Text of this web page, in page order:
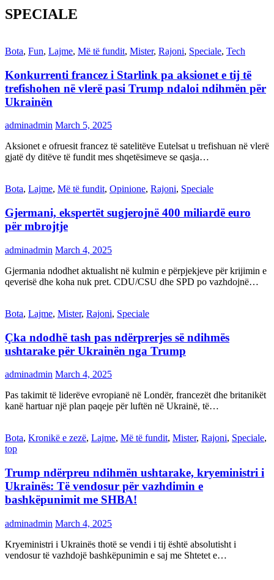
SPECIALE
Bota, Fun, Lajme, Më të fundit, Mister, Rajoni, Speciale, Tech
Konkurrenti francez i Starlink pa aksionet e tij të
trefishohen në vlerë pasi Trump ndaloi ndihmën për
Ukrainën
adminadmin March 5, 2025
Aksionet e ofruesit francez të satelitëve Eutelsat u trefishuan në vlerë
gjatë dy ditëve të fundit mes shqetësimeve se qasja…
Bota, Lajme, Më të fundit, Opinione, Rajoni, Speciale
Gjermani, ekspertët sugjerojnë 400 miliardë euro
për mbrojtje
adminadmin March 4, 2025
Gjermania ndodhet aktualisht në kulmin e përpjekjeve për krijimin e
qeverisë dhe koha nuk pret. CDU/CSU dhe SPD po vazhdojnë…
Bota, Lajme, Mister, Rajoni, Speciale
Çka ndodhë tash pas ndërprerjes së ndihmës
ushtarake për Ukrainën nga Trump
adminadmin March 4, 2025
Pas takimit të liderëve evropianë në Londër, francezët dhe britanikët
kanë hartuar një plan paqeje për luftën në Ukrainë, të…
Bota, Kronikë e zezë, Lajme, Më të fundit, Mister, Rajoni, Speciale,
top
Trump ndërpreu ndihmën ushtarake, kryeministri i
Ukrainës: Të vendosur për vazhdimin e
bashkëpunimit me SHBA!
adminadmin March 4, 2025
Kryeministri i Ukrainës thotë se vendi i tij është absolutisht i
vendosur të vazhdojë bashkëpunimin e saj me Shtetet e…